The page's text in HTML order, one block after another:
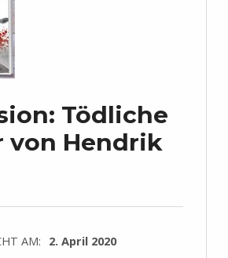
Tödliche
von Hendrik
AM: 2. April 2020